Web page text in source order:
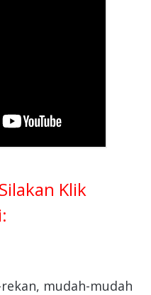
Klik
mudah-mudah